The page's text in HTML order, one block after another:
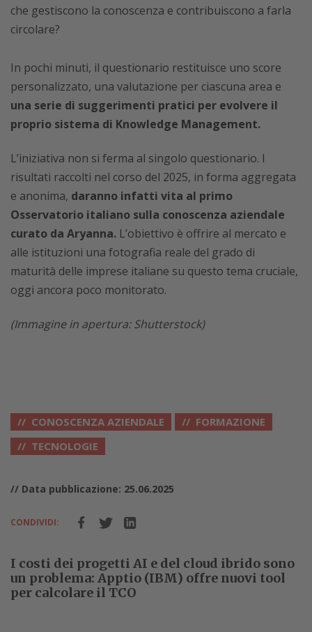
che gestiscono la conoscenza e contribuiscono a farla
circolare?
In pochi minuti, il questionario restituisce uno score
personalizzato, una valutazione per ciascuna area e
una serie di suggerimenti pratici per evolvere il
proprio sistema di Knowledge Management.
L’iniziativa non si ferma al singolo questionario. I
risultati raccolti nel corso del 2025, in forma aggregata
e anonima, daranno infatti vita al primo
Osservatorio italiano sulla conoscenza aziendale
curato da Aryanna. L’obiettivo è offrire al mercato e
alle istituzioni una fotografia reale del grado di
maturità delle imprese italiane su questo tema cruciale,
oggi ancora poco monitorato.
(Immagine in apertura: Shutterstock)
CONOSCENZA AZIENDALE
FORMAZIONE
TECNOLOGIE
// Data pubblicazione: 25.06.2025
CONDIVIDI:
I costi dei progetti AI e del cloud ibrido sono
un problema: Apptio (IBM) offre nuovi tool
per calcolare il TCO